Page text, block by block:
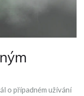
o případném užívání